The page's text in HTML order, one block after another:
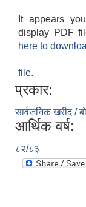
It appears
display PDF
here to
file.
प्रकार:
सार्वजनिक खरीद /
आर्थिक वर्ष:
८२/८३